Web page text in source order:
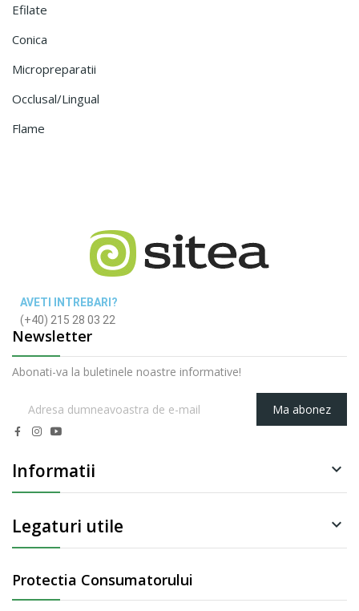
Efilate
Conica
Micropreparatii
Occlusal/lingual
Flame
AVETI INTREBARI?
(+40) 215 28 03 22
Newsletter
Abonati-va la buletinele noastre informative!
Ma abonez
Informatii 
Legaturi utile 
Protectia Consumatorului